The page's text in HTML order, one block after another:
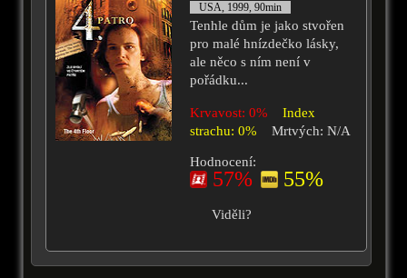
USA, 1999, 90min
Tenhle dům je jako stvořen
pro malé hnízdečko lásky,
ale něco s ním není v
pořádku...
Krvavost: 0%
Index
strachu: 0%
Mrtvých: N/A
Hodnocení:
57% 55%
Viděli?